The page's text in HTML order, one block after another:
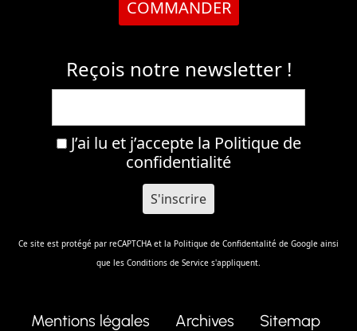
COMMANDER
Reçois notre newsletter !
J’ai lu et j’accepte la Politique de
confidentialité
Ce site est protégé par reCAPTCHA et la Politique de Confidentalité de Google ainsi
que les Conditions de Service s'appliquent.
Mentions légales Archives
Sitemap